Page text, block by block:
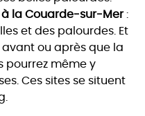
à la Couarde-sur-Mer:
et des palourdes. Et
avant ou après que la
pourrez même y
Ces sites se situent